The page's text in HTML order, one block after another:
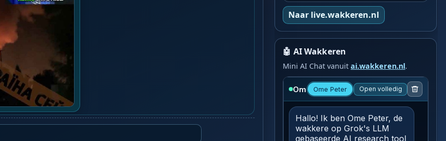
Naar live.wakkeren.nl
🤖 AI Wakkeren
Mini AI Chat vanuitai.wakkeren.nl.